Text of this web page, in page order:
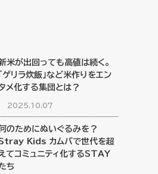
米が出回っても高値は続く。
ゲリラ炊飯」など米作りをエン
メ化する集団とは？
2025.10.07
のためにぬいぐるみを？
Kids カムバで世代を超
てコミュニティ化するSTAY
ち